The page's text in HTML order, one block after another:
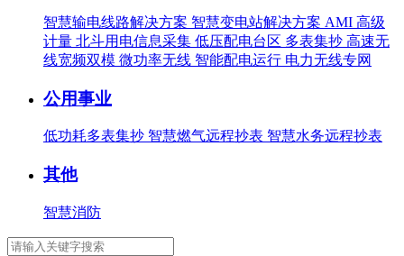
智慧输电线路解决方案 智慧变电站解决方案 AMI 高级
计量 北斗用电信息采集 低压配电台区 多表集抄 高速无
线宽频双模 微功率无线 智能配电运行 电力无线专网
公用事业
低功耗多表集抄 智慧燃气远程抄表 智慧水务远程抄表
其他
智慧消防